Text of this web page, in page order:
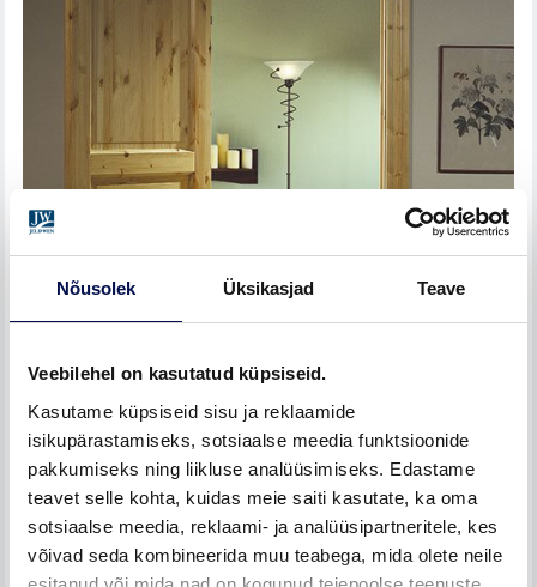
Nõusolek Üksikasjad Teave
Veebilehel on kasutatud küpsiseid.
Kasutame küpsiseid sisu ja reklaamide
isikupärastamiseks, sotsiaalse meedia funktsioonide
pakkumiseks ning liikluse analüüsimiseks. Edastame
teavet selle kohta, kuidas meie saiti kasutate, ka oma
sotsiaalse meedia, reklaami- ja analüüsipartneritele, kes
võivad seda kombineerida muu teabega, mida olete neile